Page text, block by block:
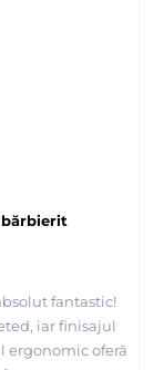
fantastic!
iar finisajul
ergonomic oferă